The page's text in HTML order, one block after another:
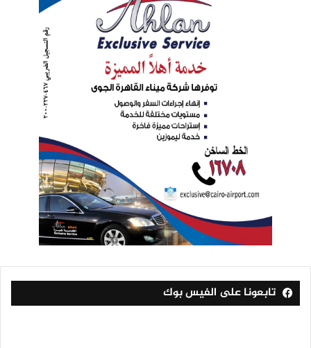
تابعونا على الفيس بوك